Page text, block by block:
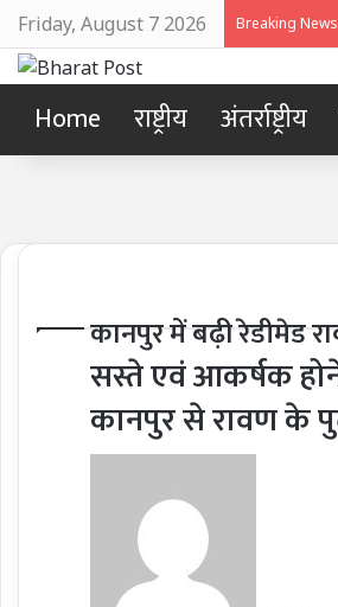
Friday, August 7 2026 Breaking News
Home राष्ट्रीय अंतर्राष्ट्रीय
कानपुर में बढ़ी रेडीमेड
सस्ते एवं आकर्षक
कानपुर से रावण के